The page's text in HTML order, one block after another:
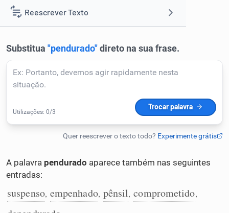
Reescrever Texto
Corrigir Texto
Humanizador de IA
1 pendente.
A palavra pendurado aparece também nas seguintes
entradas:
suspenso, empenhado, pênsil, comprometido,